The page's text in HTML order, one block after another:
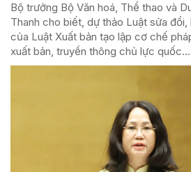
Bộ trưởng Bộ Văn hoá, Thể thao và
Thanh cho biết, dự thảo Luật sửa
của Luật Xuất bản tạo lập cơ chế
xuất bản, truyền thông chủ lực quốc...